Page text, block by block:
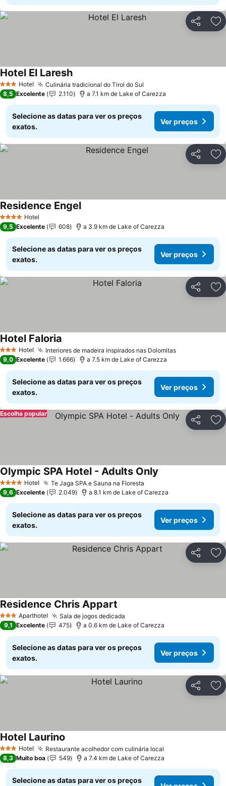
Partilhar
3 EstrelasHotel Culinária tradicional do Tirol do Sul
Hotel El LareshVer preços
8,5 Excelente 2.110 a 7.1 km de Lake of Carezza
Selecione as datas para ver os preços
exatos.
Ver preços
Partilhar
4 EstrelasHotel
Residence EngelVer preços
9,5 Excelente 608 a 3.9 km de Lake of Carezza
Selecione as datas para ver os preços
exatos.
Ver preços
Partilhar
3 EstrelasHotel Interiores de madeira inspirados nas DolomitasVer preços
Hotel Faloria
9,0 Excelente 1.666 a 7.5 km de Lake of Carezza
Selecione as datas para ver os preços
exatos.
Ver preços
Partilhar
Escolha popular
4 EstrelasHotel Te Jaga SPA e Sauna na Floresta
Olympic SPA Hotel - Adults Only
9,6 Excelente 2.049 a 8.1 km de Lake of Carezza
Selecione as datas para ver os preços
exatos.
Ver preços
Partilhar
3 EstrelasAparthotel Sala de jogos dedicada
Residence Chris Appart
9,1 Excelente 475 a 0.6 km de Lake of Carezza
Selecione as datas para ver os preços
exatos.
Ver preços
Partilhar
3 EstrelasHotel Restaurante acolhedor com culinária local
Hotel Laurino
8,3 Muito boa 549 a 7.4 km de Lake of Carezza
Selecione as datas para ver os preços